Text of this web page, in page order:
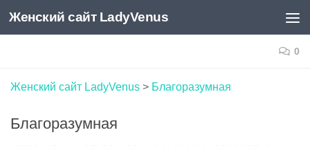
Skip to content
Женский сайт LadyVenus
0
Женский сайт LadyVenus > Благоразумная
Благоразумная